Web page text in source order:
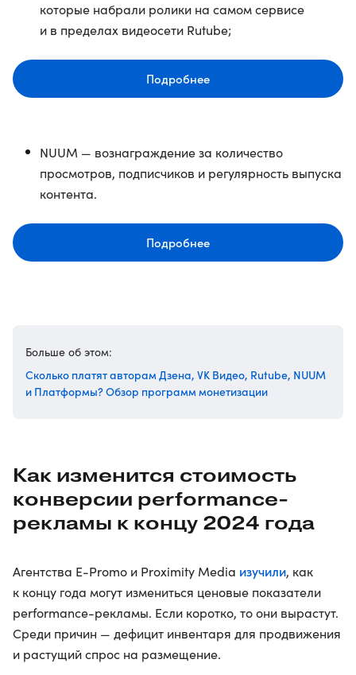
которые набрали ролики на самом сервисе
и в пределах видеосети Rutube;
Подробнее
NUUM — вознаграждение за количество
просмотров, подписчиков и регулярность выпуска
контента.
Подробнее
Больше об этом:
Сколько платят авторам Дзена, VK Видео, ​​Rutube, NUUM
и Платформы? Обзор программ монетизации
Как изменится стоимость
конверсии performance-
рекламы к концу 2024 года
Агентства E-Promo и Proximity Media изучили, как
к концу года могут измениться ценовые показатели
performance-рекламы. Если коротко, то они вырастут.
Среди причин — дефицит инвентаря для продвижения
и растущий спрос на размещение.